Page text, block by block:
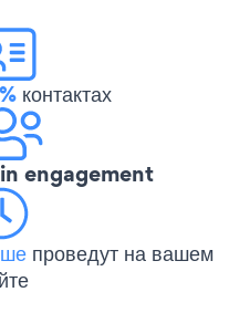
контактах
in engagement
проведут на вашем